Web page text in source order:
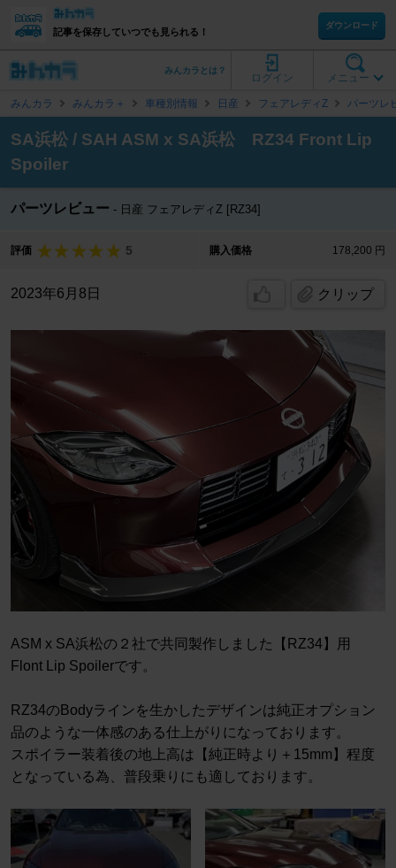
記事を保存していつでも見られる！
ダウンロード
メニュー
ログイン
みんカラとは？
みんカラ みんカラ＋ 車種別情報 日産 フェアレディZ パーツレ
SA浜松 / SAH ASM x SA浜松 RZ34 Front Lip
Spoiler
パーツレビュー 日産 フェアレディZ [RZ34]
評価 5 購入価格 178,200 円
2023年6月8日 クリップ
ASM x SA浜松の２社で共同製作しました【RZ34】用
Flont Lip Spoilerです。
RZ34のBodyラインを生かしたデザインは純正オプション
品のような一体感のある仕上がりになっております。
スポイラー装着後の地上高は【純正時より＋15mm】程度
となっている為、普段乗りにも適しております。